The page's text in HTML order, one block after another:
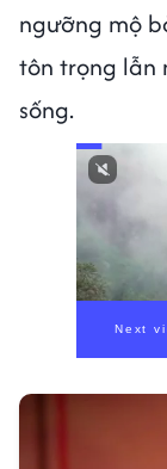
ngưỡng mộ
tôn trọng lẫn
sống.
Next